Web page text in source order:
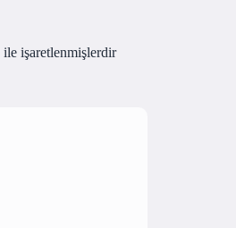
ile işaretlenmişlerdir